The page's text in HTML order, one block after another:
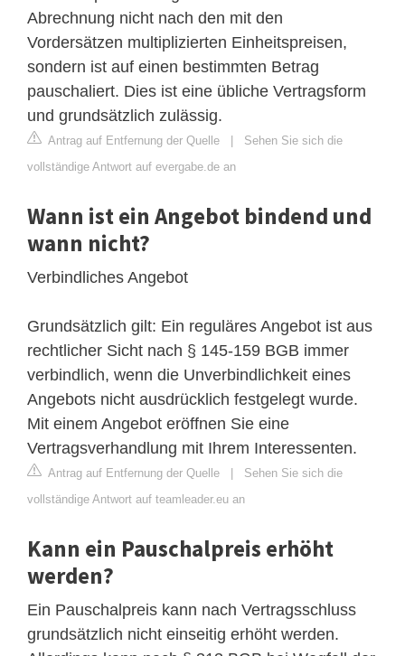
Abrechnung nicht nach den mit den
Vordersätzen multiplizierten Einheitspreisen,
sondern ist auf einen bestimmten Betrag
pauschaliert. Dies ist eine übliche Vertragsform
und grundsätzlich zulässig.
Antrag auf Entfernung der Quelle | Sehen Sie sich die
vollständige Antwort auf evergabe.de an
Wann ist ein Angebot bindend und
wann nicht?
Verbindliches Angebot
Grundsätzlich gilt: Ein reguläres Angebot ist aus
rechtlicher Sicht nach § 145-159 BGB immer
verbindlich, wenn die Unverbindlichkeit eines
Angebots nicht ausdrücklich festgelegt wurde.
Mit einem Angebot eröffnen Sie eine
Vertragsverhandlung mit Ihrem Interessenten.
Antrag auf Entfernung der Quelle | Sehen Sie sich die
vollständige Antwort auf teamleader.eu an
Kann ein Pauschalpreis erhöht
werden?
Ein Pauschalpreis kann nach Vertragsschluss
grundsätzlich nicht einseitig erhöht werden.